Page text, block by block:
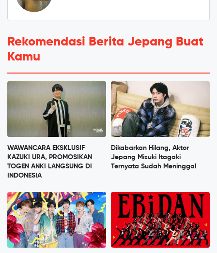
Rekomendasi Berita Jepang Buat
Kamu
WAWANCARA EKSKLUSIF
KAZUKI URA, PROMOSIKAN
TOGEN ANKI LANGSUNG DI
INDONESIA
Dikabarkan Hilang, Aktor
Jepang Mizuki Itagaki
Ternyata Sudah Meninggal